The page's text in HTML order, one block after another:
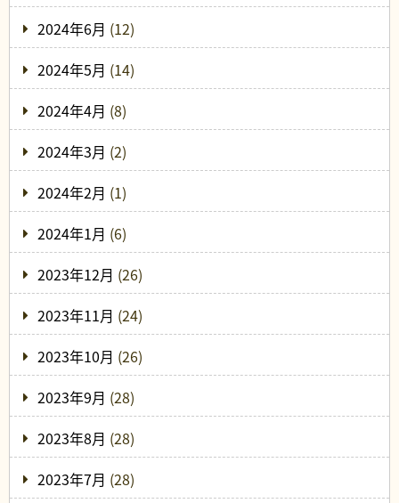
2024年6月 (12)
2024年5月 (14)
2024年4月 (8)
2024年3月 (2)
2024年2月 (1)
2024年1月 (6)
2023年12月 (26)
2023年11月 (24)
2023年10月 (26)
2023年9月 (28)
2023年8月 (28)
2023年7月 (28)